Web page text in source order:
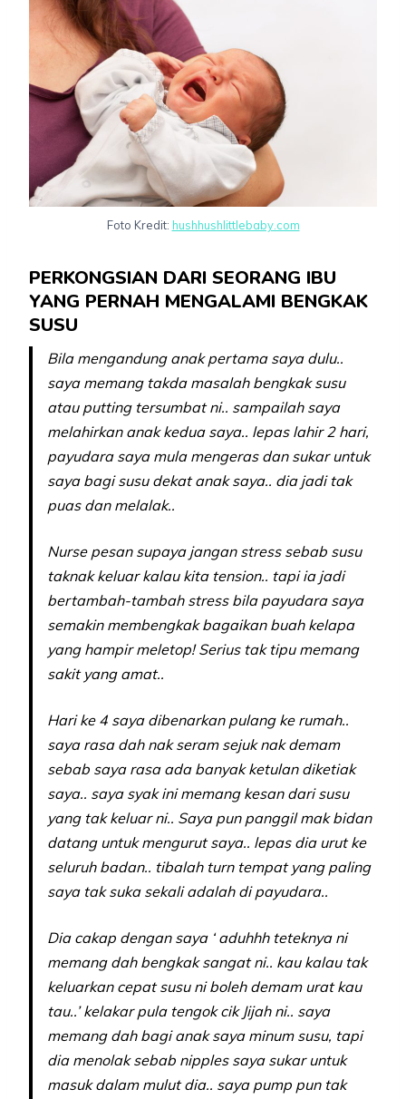
Foto Kredit: hushhushlittlebaby.com
PERKONGSIAN DARI SEORANG IBU
YANG PERNAH MENGALAMI BENGKAK
SUSU
Bila mengandung anak pertama saya dulu..
saya memang takda masalah bengkak susu
atau putting tersumbat ni.. sampailah saya
melahirkan anak kedua saya.. lepas lahir 2 hari,
payudara saya mula mengeras dan sukar untuk
saya bagi susu dekat anak saya.. dia jadi tak
puas dan melalak..
Nurse pesan supaya jangan stress sebab susu
taknak keluar kalau kita tension.. tapi ia jadi
bertambah-tambah stress bila payudara saya
semakin membengkak bagaikan buah kelapa
yang hampir meletop! Serius tak tipu memang
sakit yang amat..
Hari ke 4 saya dibenarkan pulang ke rumah..
saya rasa dah nak seram sejuk nak demam
sebab saya rasa ada banyak ketulan diketiak
saya.. saya syak ini memang kesan dari susu
yang tak keluar ni.. Saya pun panggil mak bidan
datang untuk mengurut saya.. lepas dia urut ke
seluruh badan.. tibalah turn tempat yang paling
saya tak suka sekali adalah di payudara..
Dia cakap dengan saya ‘ aduhhh teteknya ni
memang dah bengkak sangat ni.. kau kalau tak
keluarkan cepat susu ni boleh demam urat kau
tau..’ kelakar pula tengok cik Jijah ni.. saya
memang dah bagi anak saya minum susu, tapi
dia menolak sebab nipples saya sukar untuk
masuk dalam mulut dia.. saya pump pun tak